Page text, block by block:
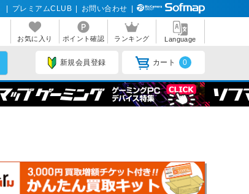
プレミアムCLUB お問い合わせ
お気に入り ポイント確認 ランキング Language
新規会員登録 カート 0